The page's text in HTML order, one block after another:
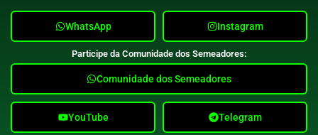
WhatsApp Instagram
Participe da Comunidade dos Semeadores:
Comunidade dos Semeadores
YouTube Telegram